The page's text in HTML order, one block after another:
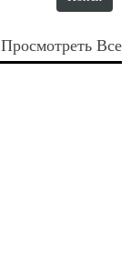
Просмотреть Все